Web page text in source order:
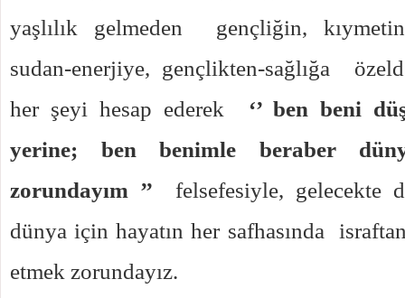
yaşlılık gelmeden gençliğin,
sudan-enerjiye, gençlikten-sağlığa
her şeyi hesap ederek ‘’ ben beni
yerine; ben benimle beraber
zorundayım ’’ felsefesiyle, gelecekte
dünya için hayatın her safhasında
etmek zorundayız.